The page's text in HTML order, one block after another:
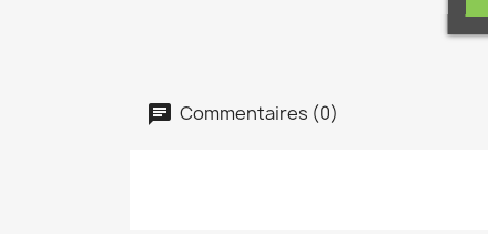
Commentaires (0)